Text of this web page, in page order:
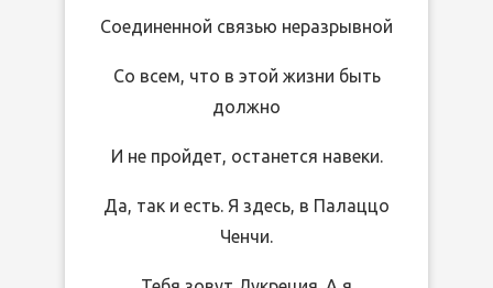
Соединенной связью неразрывной
Со всем, что в этой жизни быть
должно
И не пройдет, останется навеки.
Да, так и есть. Я здесь, в Палаццо
Ченчи.